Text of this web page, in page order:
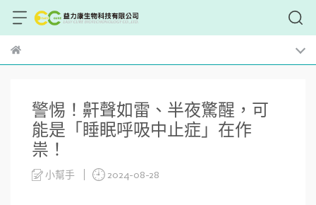
警惕！鼾聲如雷、半夜驚醒，可
能是「睡眠呼吸中止症」在作
祟！
小幫手 2024-08-28